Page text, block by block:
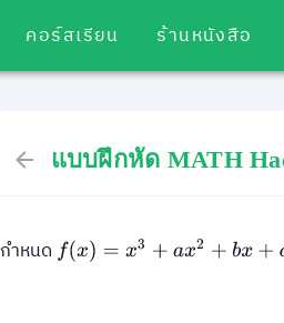
คอร์สเรียน ร้านหนังสือ
แบบฝึกหัด MATH
กำหนด f(x)=x 3+ ax2+bx+c